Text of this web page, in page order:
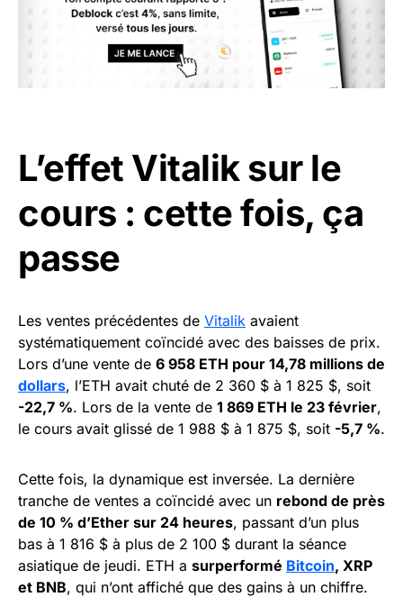
L’effet Vitalik sur le
cours : cette fois, ça
passe
Les ventes précédentes de Vitalik avaient
systématiquement coïncidé avec des baisses de prix.
Lors d’une vente de 6 958 ETH pour 14,78 millions de
dollars, l’ETH avait chuté de 2 360 $ à 1 825 $, soit
-22,7 %. Lors de la vente de 1 869 ETH le 23 février,
le cours avait glissé de 1 988 $ à 1 875 $, soit -5,7 %.
Cette fois, la dynamique est inversée. La dernière
tranche de ventes a coïncidé avec un rebond de près
de 10 % d’Ether sur 24 heures, passant d’un plus
bas à 1 816 $ à plus de 2 100 $ durant la séance
asiatique de jeudi. ETH a surperformé Bitcoin, XRP
et BNB, qui n’ont affiché que des gains à un chiffre.